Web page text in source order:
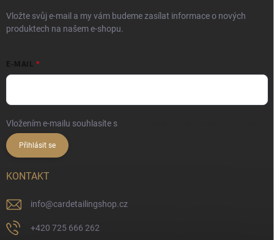
Vložte svůj e-mail a my vám budeme zasílat informace o nových
produktech na našem e-shopu.
E-MAIL
Vložením e-mailu souhlasíte s
Přihlásit se
KONTAKT
info@cardetailingshop.cz
+420 725 666 262